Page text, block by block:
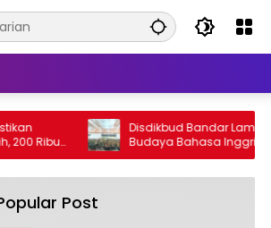
Disdikbud Bandar Lampung Dorong
Budaya Bahasa Inggris di Sekolah &
Apresiasi GTK Berprestasi
Post